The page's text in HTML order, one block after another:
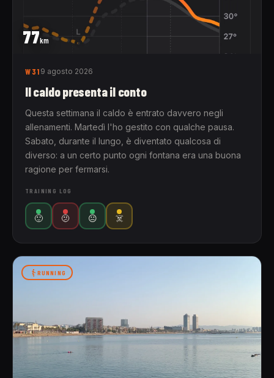
77km
W31 9 agosto 2026
Il caldo presenta il conto
Questa settimana il caldo è entrato davvero negli
allenamenti. Martedì l'ho gestito con qualche pausa.
Sabato, durante il lungo, è diventato qualcosa di
diverso: a un certo punto ogni fontana era una buona
ragione per fermarsi.
TRAINING LOG
🙂 🫤 😐 ☠️
RUNNING